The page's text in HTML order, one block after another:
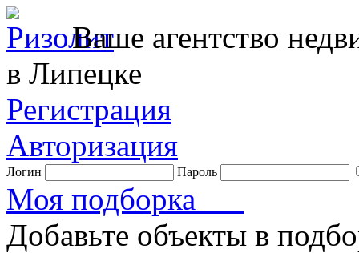
Ваше агентство
в Липецке
Регистрация
Авторизация
Логин Пароль
Моя подборка
Добавьте объекты в